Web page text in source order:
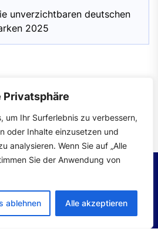
Privatsphäre
um Ihr Surferlebnis zu verbessern,
oder Inhalte einzusetzen und
analysieren. Wenn Sie auf „Alle
Sie der Anwendung von
ablehnen Alle akzeptieren
unverzichtbaren deutschen
2025
All rights reserved.
Powered byWordPress.